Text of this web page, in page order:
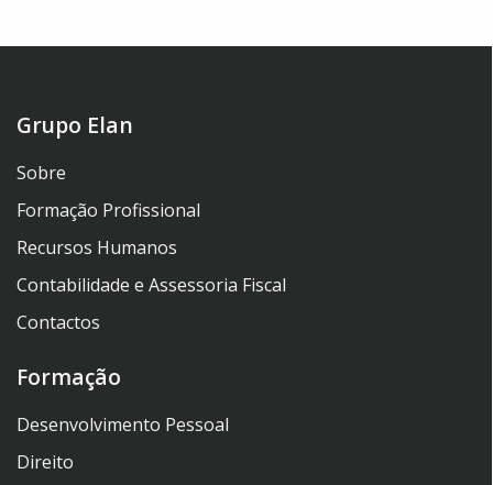
Grupo Elan
Sobre
Formação Profissional
Recursos Humanos
Contabilidade e Assessoria Fiscal
Contactos
Formação
Desenvolvimento Pessoal
Direito